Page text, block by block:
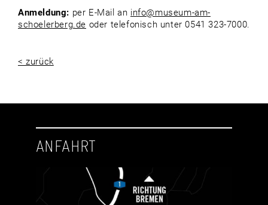
Anmeldung: per E-Mail an info@museum-am-
schoelerberg.de oder telefonisch unter 0541 323-7000.
< zurück
ANFAHRT